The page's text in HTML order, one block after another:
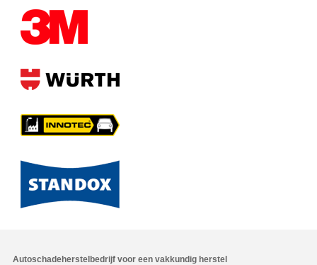
Autoschadeherstelbedrijf voor een vakkundig herstel